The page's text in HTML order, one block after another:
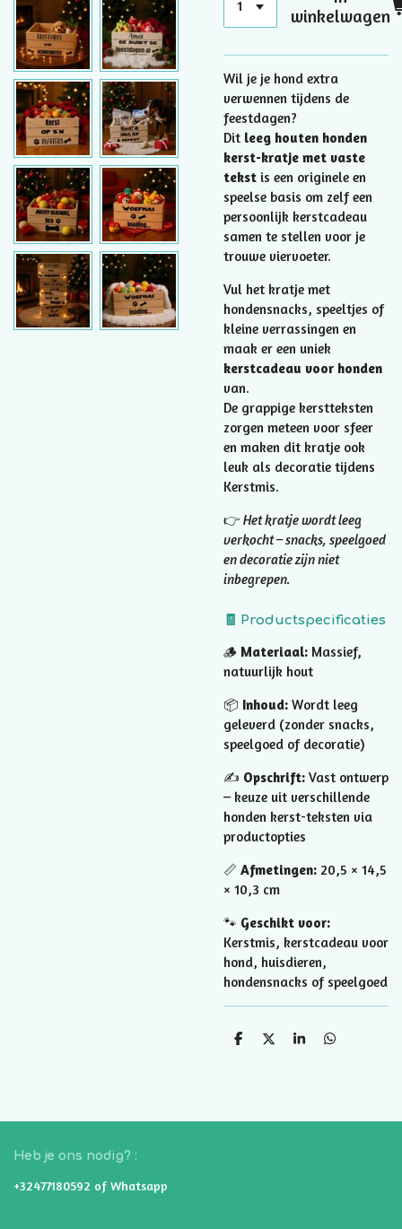
winkelwagen
Wil je je hond extra
verwennen tijdens de
feestdagen?
Dit leeg houten honden
kerst-kratje met vaste
tekst is een originele en
speelse basis om zelf een
persoonlijk kerstcadeau
samen te stellen voor je
trouwe viervoeter.
Vul het kratje met
hondensnacks, speeltjes of
kleine verrassingen en
maak er een uniek
kerstcadeau voor honden
van.
De grappige kerstteksten
zorgen meteen voor sfeer
en maken dit kratje ook
leuk als decoratie tijdens
Kerstmis.
👉 Het kratje wordt leeg
verkocht – snacks, speelgoed
en decoratie zijn niet
inbegrepen.
🧾 Productspecificaties
🪵 Materiaal: Massief,
natuurlijk hout
📦 Inhoud: Wordt leeg
geleverd (zonder snacks,
speelgoed of decoratie)
✍️ Opschrift: Vast ontwerp
– keuze uit verschillende
honden kerst-teksten via
productopties
📏 Afmetingen: 20,5 × 14,5
× 10,3 cm
🐾 Geschikt voor:
Kerstmis, kerstcadeau voor
hond, huisdieren,
hondensnacks of speelgoed
D
D
S
D
Heb je ons nodig? :
+32477180592 of Whatsapp